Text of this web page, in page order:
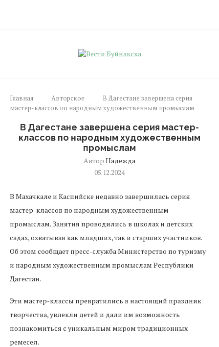
Главная Авторское
В Дагестане завершена серия
мастер-классов по народным художественным промыслам
В Дагестане завершена серия мастер-
классов по народным художественным
промыслам
Автор Надежда
05.12.2024
В Махачкале и Каспийске недавно завершилась серия
мастер-классов по народным художественным
промыслам. Занятия проводились в школах и детских
садах, охватывая как младших, так и старших участников.
Об этом сообщает пресс-служба Министерство по туризму
и народным художественным промыслам Республики
Дагестан.
Эти мастер-классы превратились в настоящий праздник
творчества, увлекли детей и дали им возможность
познакомиться с уникальным миром традиционных
ремесел.